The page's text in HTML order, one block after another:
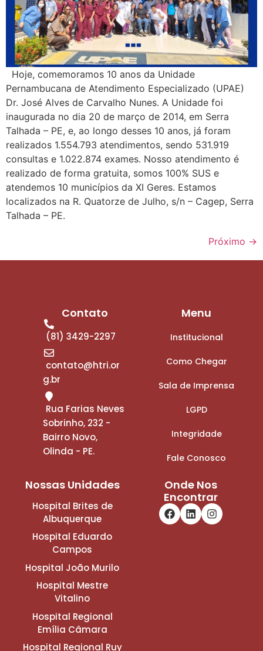
Hoje, comemoramos 10 anos da Unidade
Pernambucana de Atendimento Especializado (UPAE)
Dr. José Alves de Carvalho Nunes. A Unidade foi
inaugurada no dia 20 de março de 2014, em Serra
Talhada – PE, e, ao longo desses 10 anos, já foram
realizados 1.554.793 atendimentos, sendo 531.919
consultas e 1.022.874 exames. Nosso atendimento é
realizado de forma gratuita, somos 100% SUS e
atendemos 10 municípios da XI Geres. Estamos
localizados na R. Quatorze de Julho, s/n – Cagep, Serra
Talhada – PE.
Próximo →
Contato
(81) 3429-2297
contato@htri.or
g.br
Rua Farias Neves
Sobrinho, 232 -
Bairro Novo,
Olinda - PE.
Menu
Institucional
Como Chegar
Sala de Imprensa
LGPD
Integridade
Fale Conosco
Nossas Unidades
Hospital Brites de
Albuquerque
Hospital Eduardo
Campos
Hospital João Murilo
Hospital Mestre
Vitalino
Hospital Regional
Emília Câmara
Hospital Regional Ruy
Onde Nos
Encontrar